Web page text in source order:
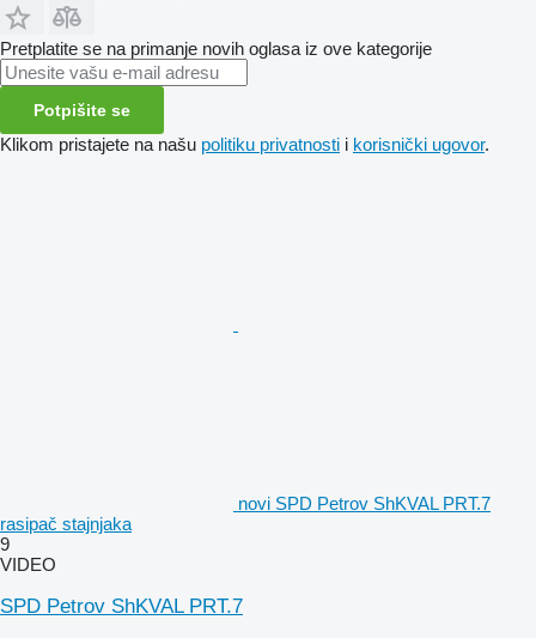
Pretplatite se na primanje novih oglasa iz ove kategorije
Potpišite se
Klikom pristajete na našu politiku privatnosti i korisnički ugovor.
novi SPD Petrov ShKVAL PRT.7
rasipač stajnjaka
9
VIDEO
SPD Petrov ShKVAL PRT.7